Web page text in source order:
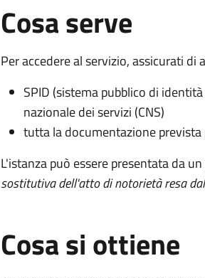
Cosa serve
Per accedere al servizio, assicurati di
SPID (sistema pubblico di
nazionale dei servizi (CNS)
tutta la documentazione prevista
L'istanza può essere presentata da
sostitutiva dell'atto di notorietà resa
Cosa si ottiene